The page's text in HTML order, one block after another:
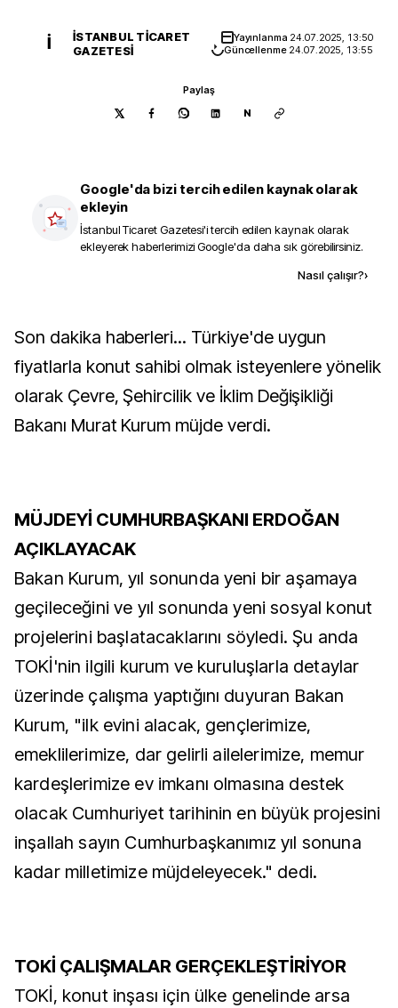
İ
İSTANBUL TICARET
GAZETESI
Yayınlanma 24.07.2025, 13:50
Güncellenme 24.07.2025, 13:55
Paylaş
N
Google'da bizi tercih edilen kaynak olarak
ekleyin
İstanbul Ticaret Gazetesi'i tercih edilen kaynak olarak
ekleyerek haberlerimizi Google'da daha sık görebilirsiniz.
Nasıl çalışır?›
Son dakika haberleri... Türkiye'de uygun
fiyatlarla konut sahibi olmak isteyenlere yönelik
olarak Çevre, Şehircilik ve İklim Değişikliği
Bakanı Murat Kurum müjde verdi.
MÜJDEYİ CUMHURBAŞKANI ERDOĞAN
AÇIKLAYACAK
Bakan Kurum, yıl sonunda yeni bir aşamaya
geçileceğini ve yıl sonunda yeni sosyal konut
projelerini başlatacaklarını söyledi. Şu anda
TOKİ'nin ilgili kurum ve kuruluşlarla detaylar
üzerinde çalışma yaptığını duyuran Bakan
Kurum, "ilk evini alacak, gençlerimize,
emeklilerimize, dar gelirli ailelerimize, memur
kardeşlerimize ev imkanı olmasına destek
olacak Cumhuriyet tarihinin en büyük projesini
inşallah sayın Cumhurbaşkanımız yıl sonuna
kadar milletimize müjdeleyecek." dedi.
TOKİ ÇALIŞMALAR GERÇEKLEŞTİRİYOR
TOKİ, konut inşası için ülke genelinde arsa